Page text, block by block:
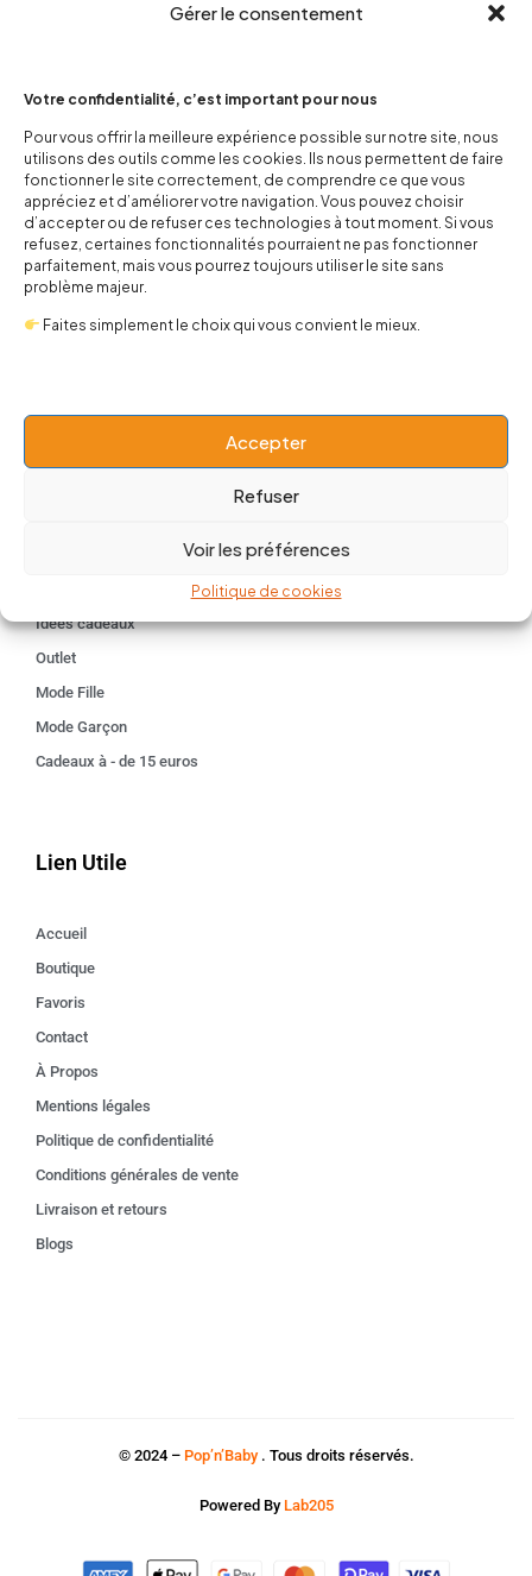
Gérer le consentement
Votre confidentialité, c’est important pour nous
Pour vous offrir la meilleure expérience possible sur notre site, nous
utilisons des outils comme les cookies. Ils nous permettent de faire
fonctionner le site correctement, de comprendre ce que vous
appréciez et d’améliorer votre navigation. Vous pouvez choisir
d’accepter ou de refuser ces technologies à tout moment. Si vous
refusez, certaines fonctionnalités pourraient ne pas fonctionner
parfaitement, mais vous pourrez toujours utiliser le site sans
problème majeur.
Faites simplement le choix qui vous convient le mieux.
Accepter
Refuser
Voir les préférences
Politique de cookies
contact@popnbaby.com
+33 01 64 62 14 89
Follow us
Boutique
Idées cadeaux
Outlet
Mode Fille
Mode Garçon
Cadeaux à - de 15 euros
Lien Utile
Accueil
Boutique
Favoris
Contact
À Propos
Mentions légales
Politique de confidentialité
Conditions générales de vente
Livraison et retours
Blogs
© 2024 – Pop’n’Baby. Tous droits réservés.
Powered By Lab205